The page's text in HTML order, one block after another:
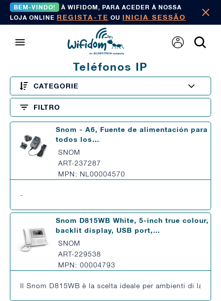
BEM-VINDO!
À WIFIDOM, PARA ACEDER À NOSSA
LOJA ONLINE REGISTA-TE OU INICIA SESSÃO
Teléfonos IP
CATEGORIE
FILTRO
Snom - A6, Fuente de alimentación para
todos los…
SNOM
ART-237287
MPN: NL00004570
-
Snom D815WB White, 5-inch true colour,
backlit display, USB port,…
SNOM
ART-229538
MPN: 00004793
Il Snom D815WB è la scelta ideale per ambienti di